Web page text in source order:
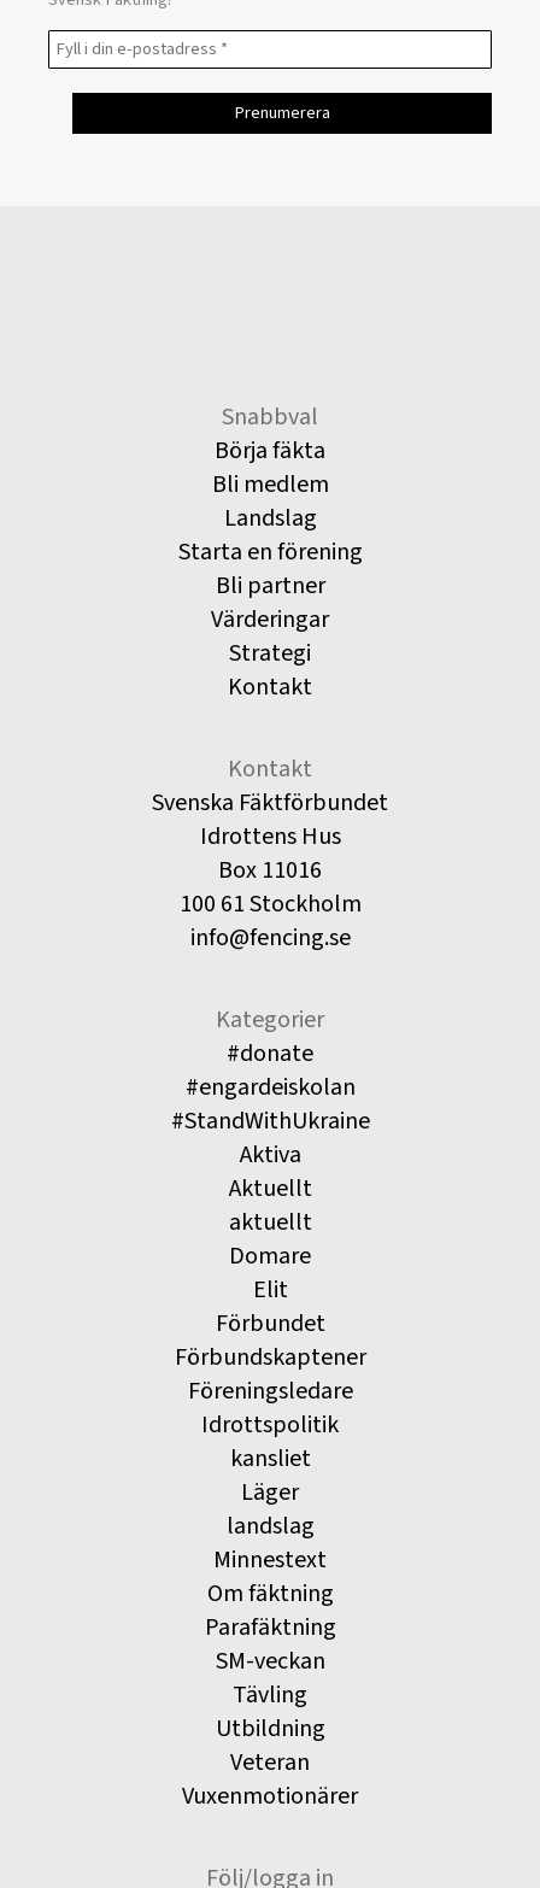
Snabbval
Börja fäkta
Bli medlem
Landslag
Starta en förening
Bli partner
Värderingar
Strategi
Kontakt
Kontakt
Svenska Fäktförbundet
Idrottens Hus
Box 11016
100 61 Stockholm
info@fencing.se
Kategorier
#donate
#engardeiskolan
#StandWithUkraine
Aktiva
Aktuellt
aktuellt
Domare
Elit
Förbundet
Förbundskaptener
Föreningsledare
Idrottspolitik
kansliet
Läger
landslag
Minnestext
Om fäktning
Parafäktning
SM-veckan
Tävling
Utbildning
Veteran
Vuxenmotionärer
Följ/logga in